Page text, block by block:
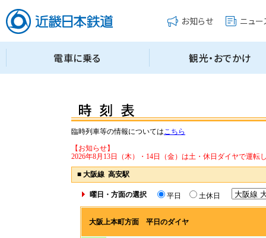
臨時列車等の情報についてはこちら
【お知らせ】
2026年8月13日（木）・14日（金）は土・休日ダイヤで運転
■ 大阪線 高安駅
曜日・方面の選択 平日 土休日
大阪上本町方面 平日のダイヤ